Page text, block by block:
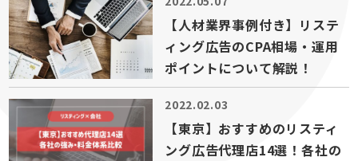
【人材業界事例付き】リステ
ィング広告のCPA相場・運用
ポイントについて解説！
2022.02.03
【東京】おすすめのリスティ
ング広告代理店14選！各社の